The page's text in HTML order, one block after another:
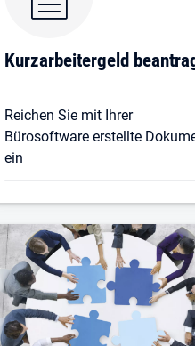
Kurzarbeitergeld
Reichen Sie mit Ihrer
Bürosoftware erstellte
ein